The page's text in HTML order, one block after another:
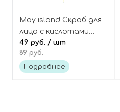
May island Скраб для
лица с кислотами
пирамидка 7 Days
secret pore clear
powder scrub
49 руб. / шт
89 руб.
Подробнее